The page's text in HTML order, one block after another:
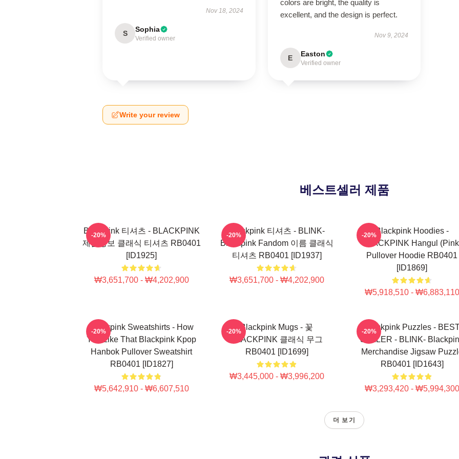
Nov 18, 2024
S Sophia
Verified owner
colors are bright, the quality is
excellent, and the design is perfect.
Nov 9, 2024
E Easton
Verified owner
Write your review
베스트셀러 제품
Blackpink 티셔츠 - BLACKPINK
제품정보 클래식 티셔츠 RB0401
[ID1925]
₩3,651,700 - ₩4,202,900
-20%
Blackpink 티셔츠 - BLINK-
Blackpink Fandom 이름 클래식
티셔츠 RB0401 [ID1937]
₩3,651,700 - ₩4,202,900
-20%
Blackpink Hoodies -
BLACKPINK Hangul
Pullover Hoodie RB0401
[ID1869]
₩5,918,510 - ₩6,883,110
-20%
Blackpink Sweatshirts - How
You Like That Blackpink Kpop
Hanbok Pullover Sweatshirt
RB0401 [ID1827]
₩5,642,910 - ₩6,607,510
-20%
Blackpink Mugs - 꽃
BLACKPINK 클래식 무그
RB0401 [ID1699]
₩3,445,000 - ₩3,996,200
-20%
Blackpink Puzzles -
SELLER - BLINK-
Merchandise Jigsaw
RB0401 [ID1643]
₩3,293,420 - ₩5,994,300
-20%
더 보기